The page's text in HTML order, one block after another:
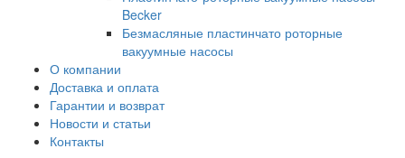
Becker
Безмасляные пластинчато роторные
вакуумные насосы
О компании
Доставка и оплата
Гарантии и возврат
Новости и статьи
Контакты